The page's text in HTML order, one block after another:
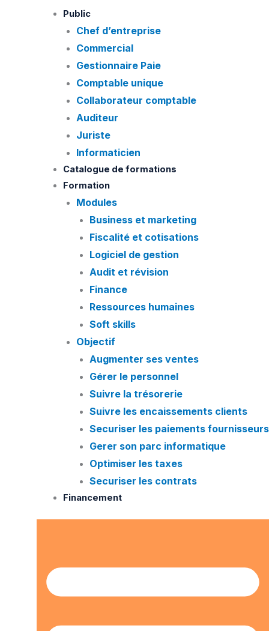
Public
Chef d’entreprise
Commercial
Gestionnaire Paie
Comptable unique
Collaborateur comptable
Auditeur
Juriste
Informaticien
Catalogue de formations
Formation
Modules
Business et marketing
Fiscalité et cotisations
Logiciel de gestion
Audit et révision
Finance
Ressources humaines
Soft skills
Objectif
Augmenter ses ventes
Gérer le personnel
Suivre la trésorerie
Suivre les encaissements clients
Securiser les paiements fournisseurs
Gerer son parc informatique
Optimiser les taxes
Securiser les contrats
Financement